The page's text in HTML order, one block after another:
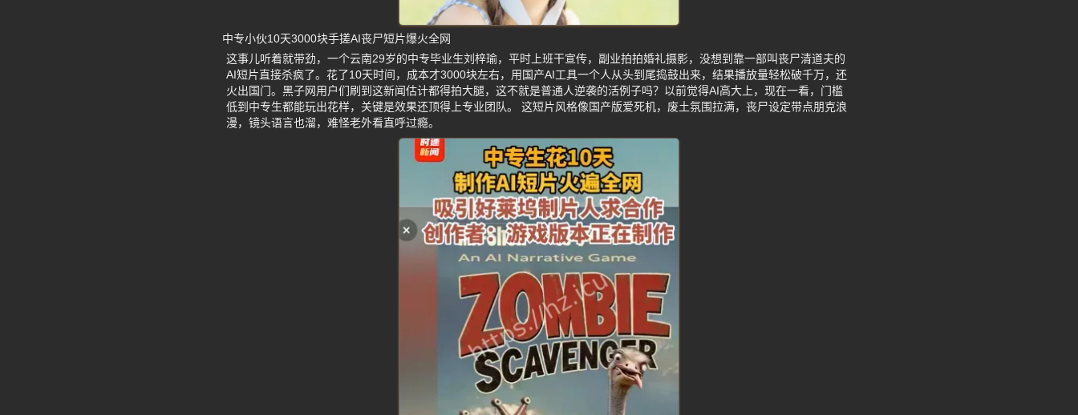
中专小伙10天3000块手搓AI丧尸短片爆火全网
这事儿听着就带劲，一个云南29岁的中专毕业生刘梓瑜，平时上班干宣传，副业拍拍婚礼摄影，没想到靠一部叫丧尸清道夫的
AI短片直接杀疯了。花了10天时间，成本才3000块左右，用国产AI工具一个人从头到尾捣鼓出来，结果播放量轻松破千万，还
火出国门。黑子网用户们刷到这新闻估计都得拍大腿，这不就是普通人逆袭的活例子吗？以前觉得AI高大上，现在一看，门槛
低到中专生都能玩出花样，关键是效果还顶得上专业团队。 这短片风格像国产版爱死机，废土氛围拉满，丧尸设定带点朋克浪
漫，镜头语言也溜，难怪老外看直呼过瘾。